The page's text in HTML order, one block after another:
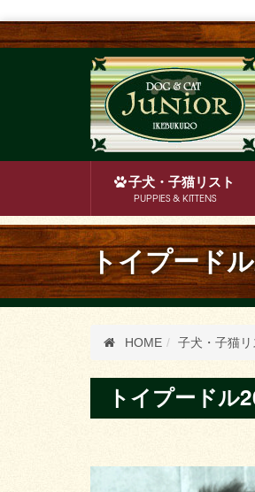
子犬・子猫リスト
PUPPIES & KITTENS
トイプード
HOME 子犬・子猫リ
トイプードル